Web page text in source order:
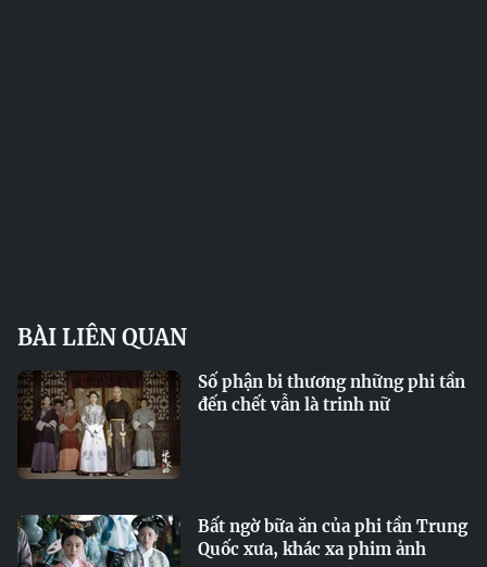
BÀI LIÊN QUAN
Số phận bi thương những phi tần
đến chết vẫn là trinh nữ
Bất ngờ bữa ăn của phi tần Trung
Quốc xưa, khác xa phim ảnh